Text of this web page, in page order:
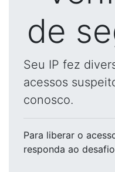
de
Seu IP fez
acessos
conosco.
Para liberar o
responda ao